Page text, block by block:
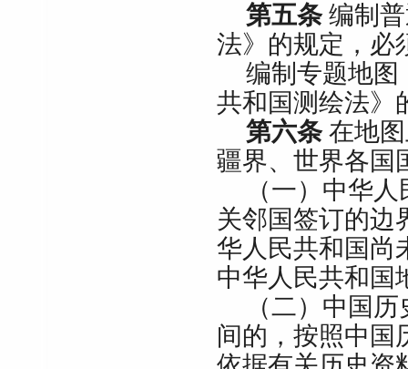
第五条编制普
法》的规定，必
编制专题地图
共和国测绘法》
第六条在地图
疆界、世界各国
（一）中华
关邻国签订的边
华人民共和国尚
中华人民共和国
（二）中国
间的，按照中国